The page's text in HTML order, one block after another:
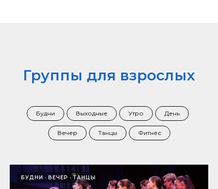
Группы для взрослых
Будни Выходные Утро День
Вечер Танцы Фитнес
БУДНИ ВЕЧЕР ТАНЦЫ